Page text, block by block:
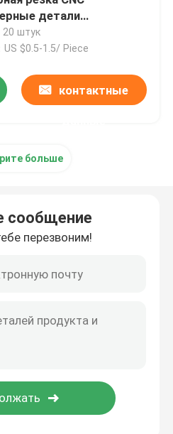
литья
изготовление металла
детали
20 штук
US $0.5-1.5/ Piece
контактные
больше
сообщение
перезвоним!